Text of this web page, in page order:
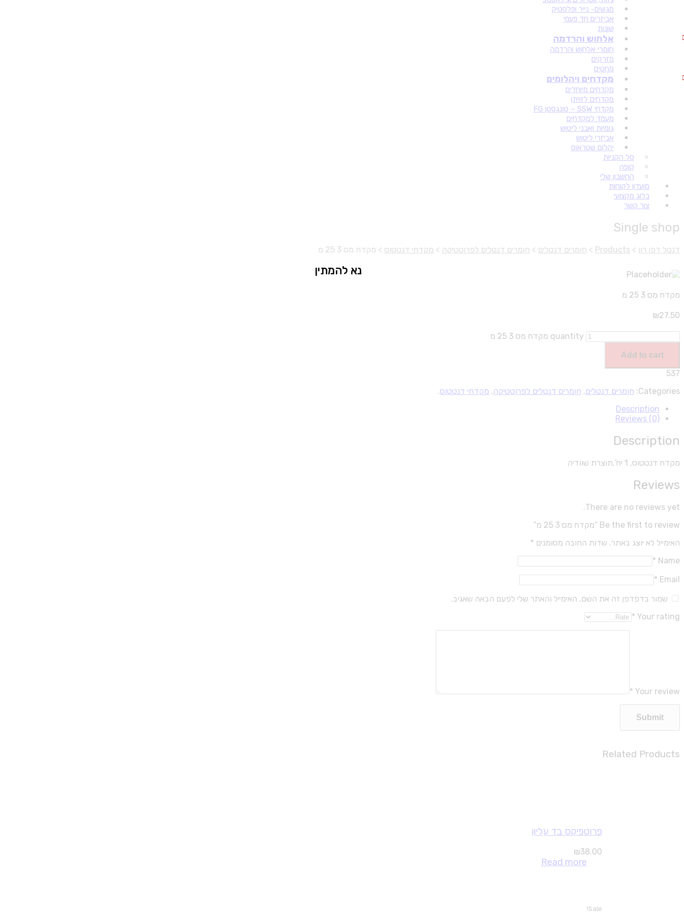
נא להמתין
מגשים- נייר ופלסטיק
אביזרים חד פעמי
שונות
אלחוש והרדמה
חומרי אלחוש והרדמה
מזרקים
מחטים
מקדחים ויהלומים
מקדחים מיוחדים
מקדחים לזויתן
מקדחי SSW – טונגסטן FG
מעמד למקדחים
גומיות ואבני ליטוש
אביזרי ליטוש
יהלום שטראוס
סל הקניות
קופה
החשבון שלי
מועדון לקוחות
בלוג מקצועי
צור קשר
Single shop
דנטל דפו רון >
Products
> חומרים דנטלים > חומרים דנטלים לפרוטטיקה > מקדחי דנטטוס > מקדח מס 3 25 מ
מקדח מס 3 25 מ
₪27.50
מקדח מס 3 25 מ quantity
Add to cart
537
Categories: חומרים דנטלים, חומרים דנטלים לפרוטטיקה, מקדחי דנטטוס.
Description
Reviews (0)
Description
מקדח דנטטוס, 1 יח’,תוצרת שוודיה
Reviews
There are no reviews yet.
Be the first to review “מקדח מס 3 25 מ”
האימייל לא יוצג באתר. שדות החובה מסומנים *
Name
*
Email
*
שמור בדפדפן זה את השם, האימייל והאתר שלי לפעם הבאה שאגיב.
Your rating
*
Your review
*
Related Products
פרוטפיקס בד עליון
₪38.00
Read more
Sale!